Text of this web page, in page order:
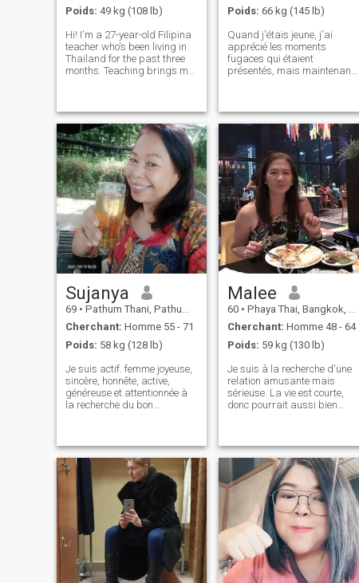
Poids: 49 kg (108 lb)
Hi! I'm a 27-year-old Filipina
teacher who's been living in
Thailand for the past three
months. Teaching brings me
places, enjoying good food, or
simply making the most of li
Poids: 66 kg (145 lb)
Quand j'étais jeune, j'ai
apprécié les moments
fugaces qui étaient
présentés, mais maintenant
de transitoire, je pense que le
temps s'écoule et il est
important d'en profiter au
maximum, tous les jours je le
fais mais maintenant je veux
le faire en bonne compagnie !
Sujanya
69 • Pathum Thani, Pathum Thani, Thailande
Cherchant: Homme 55 - 71
Poids: 58 kg (128 lb)
Je suis actif. femme joyeuse,
sincère, honnête, active,
généreuse et attentionnée à
la recherche du bon
en bonne santé, je n'ai
jamais été malade, et n'ai
aucun problème de santé. Je
travaille comme professeur
d'université en Thaïlande
depuis des années. Je
cherche quelqu'un qui a des
choses en commun. Je
prendrai ma retraite une fois
que j'aurai rencontré mon
bon homme pour être mon
Malee
60 • Phaya Thai, Bangkok, Thailande
Cherchant: Homme 48 - 64
Poids: 59 kg (130 lb)
Je suis à la recherche d'une
relation amusante mais
sérieuse. La vie est courte,
donc pourrait aussi bien
Nous pouvons tous les deux
rire ensemble, manger
ensemble cause Je prépare
une bonne cuisine de
dégustation. Nommez-le que
vous aurez sur votre table à
manger. Ou nous pouvons
simplement profiter de
l'entreprise de l'autre.